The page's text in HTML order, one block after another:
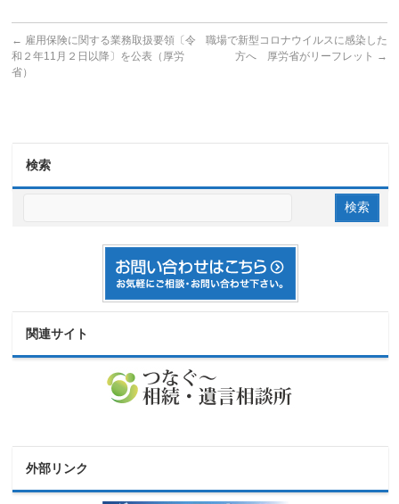
← 雇用保険に関する業務取扱要領〔令
和２年11月２日以降〕を公表（厚労
省）
職場で新型コロナウイルスに感染した
方へ 厚労省がリーフレット →
検索
関連サイト
外部リンク